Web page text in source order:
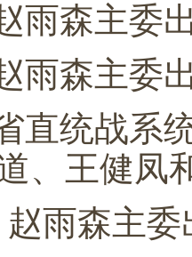
雨森主委
雨森主委
直统战系
、王健凤
赵雨森主